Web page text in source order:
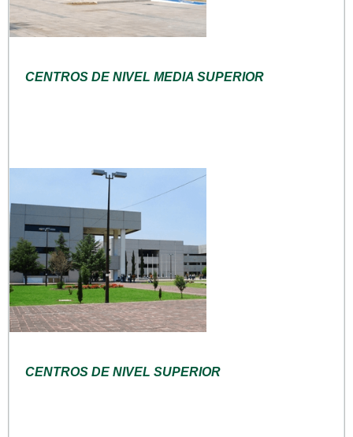
CENTROS DE NIVEL MEDIA SUPERIOR
CENTROS DE NIVEL SUPERIOR